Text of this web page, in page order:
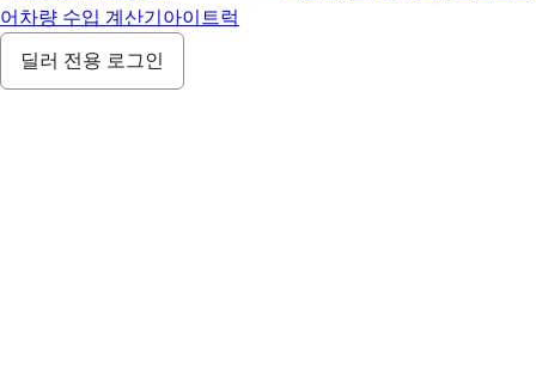
어 차량 수입 계산기 아이트럭
딜러 전용 로그인